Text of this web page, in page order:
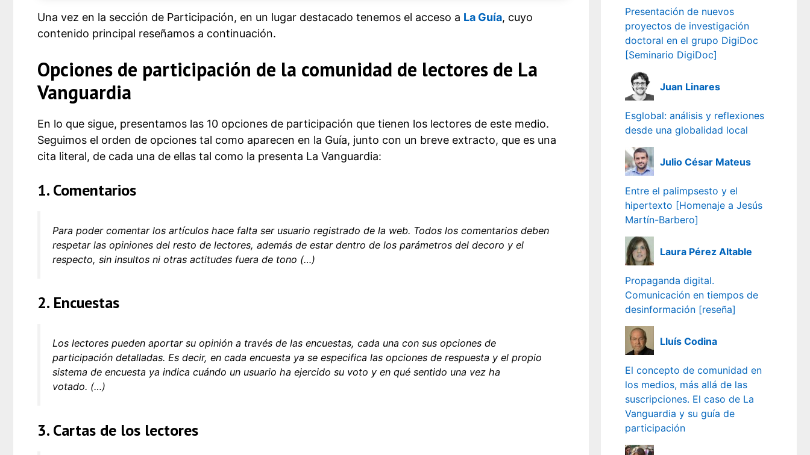
Una vez en la sección de Participación, en un lugar destacado tenemos el acceso a La Guía, cuyo
contenido principal reseñamos a continuación.
Opciones de participación de la comunidad de lectores de La
Vanguardia
En lo que sigue, presentamos las 10 opciones de participación que tienen los lectores de este medio.
Seguimos el orden de opciones tal como aparecen en la Guía, junto con un breve extracto, que es una
cita literal, de cada una de ellas tal como la presenta La Vanguardia:
1. Comentarios
Para poder comentar los artículos hace falta ser usuario registrado de la web. Todos los comentarios deben
respetar las opiniones del resto de lectores, además de estar dentro de los parámetros del decoro y el
respecto, sin insultos ni otras actitudes fuera de tono (…)
2. Encuestas
Los lectores pueden aportar su opinión a través de las encuestas, cada una con sus opciones de
participación detalladas. Es decir, en cada encuesta ya se especifica las opciones de respuesta y el propio
sistema de encuesta ya indica cuándo un usuario ha ejercido su voto y en qué sentido una vez ha
votado. (…)
3. Cartas de los lectores
Presentación de nuevos
proyectos de investigación
doctoral en el grupo DigiDoc
[Seminario DigiDoc]
Juan Linares
Esglobal: análisis y reflexiones
desde una globalidad local
Julio César Mateus
Entre el palimpsesto y el
hipertexto [Homenaje a Jesús
Martín-Barbero]
Laura Pérez Altable
Propaganda digital.
Comunicación en tiempos de
desinformación [reseña]
Lluís Codina
El concepto de comunidad en
los medios, más allá de las
suscripciones. El caso de La
Vanguardia y su guía de
participación